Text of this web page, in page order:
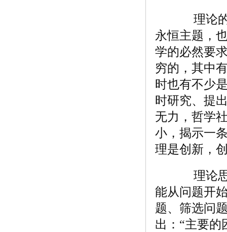
理论的
永恒主题，
学的必然要
穷的，其中
时也有不少
时研究、提
无力，哲学
小，揭示一
理是创新，
理论思
能从问题开
题、筛选问
出：“主要的